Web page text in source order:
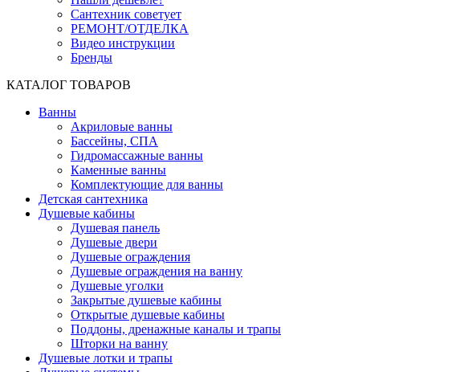
Сантехник советует
РЕМОНТ/ОТДЕЛКА
Видео инструкции
Бренды
КАТАЛОГ ТОВАРОВ
Ванны
Акриловые ванны
Бассейны, СПА
Гидромассажные ванны
Каменные ванны
Комплектующие для ванны
Детская сантехника
Душевые кабины
Душевая панель
Душевые двери
Душевые ограждения
Душевые ограждения на ванну
Душевые уголки
Закрытые душевые кабины
Открытые душевые кабины
Поддоны, дренажные каналы и трапы
Шторки на ванну
Душевые лотки и трапы